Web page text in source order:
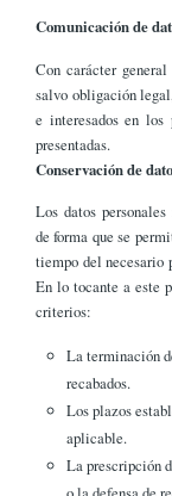
Comunicación de
Con carácter
salvo obligación
e interesados en los
presentadas.
Conservación de
Los datos
de forma que se
tiempo del necesario
En lo tocante a este
criterios:
La terminación
recabados.
Los plazos
aplicable.
La prescripción